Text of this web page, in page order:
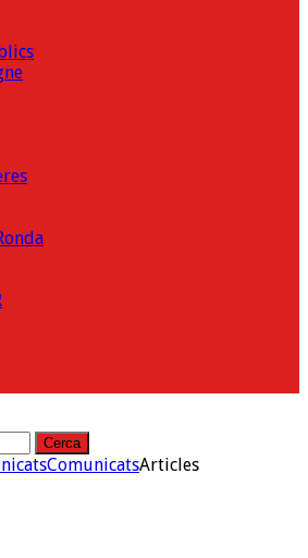
ComunicatsArticles